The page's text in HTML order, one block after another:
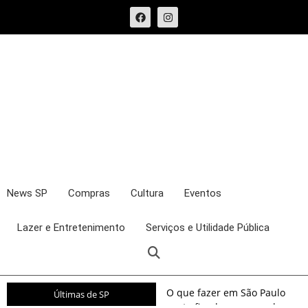
News SP Compras Cultura Eventos
Lazer e Entretenimento Serviços e Utilidade Pública
Últimas de SP
O que fazer em São Paulo